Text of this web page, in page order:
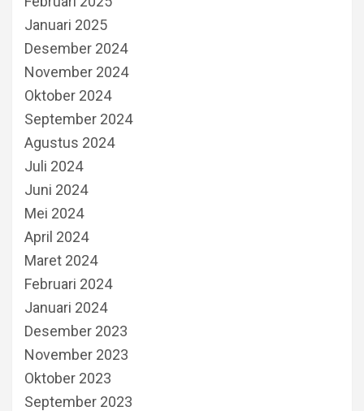
Januari 2025
Desember 2024
November 2024
Oktober 2024
September 2024
Agustus 2024
Juli 2024
Juni 2024
Mei 2024
April 2024
Maret 2024
Februari 2024
Januari 2024
Desember 2023
November 2023
Oktober 2023
September 2023